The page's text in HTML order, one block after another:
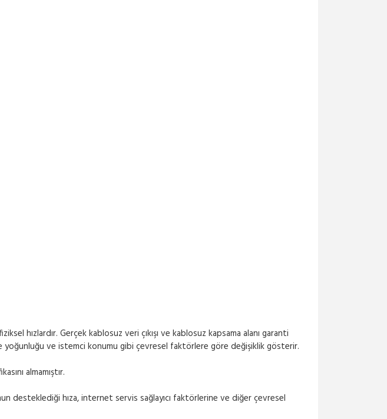
hızlardır. Gerçek kablosuz veri çıkışı ve kablosuz kapsama alanı garanti
yoğunluğu ve istemci konumu gibi çevresel faktörlere göre değişiklik gösterir.
almamıştır.
desteklediği hıza, internet servis sağlayıcı faktörlerine ve diğer çevresel